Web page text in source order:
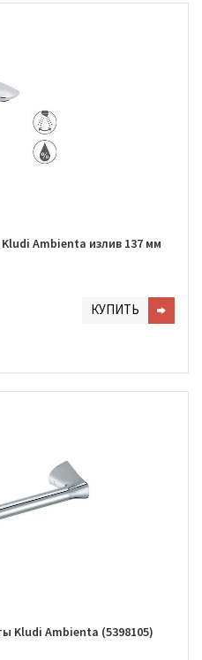
Ambienta излив 137 мм
КУПИТЬ
Kludi Ambienta (5398105)